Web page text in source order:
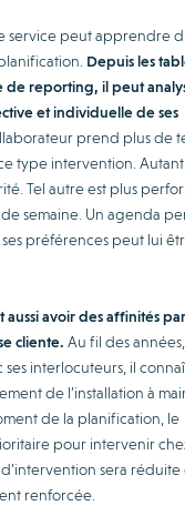
service peut apprendre
Depuis les
de reporting, il peut
et individuelle de ses
prend plus de
type intervention.
Tel autre est plus
semaine. Un agenda
préférences peut lui
aussi avoir des affinités
cliente. Au fil des
ses interlocuteurs, il
de l’installation à
de la planification, le
pour intervenir
sera réduite
renforcée.